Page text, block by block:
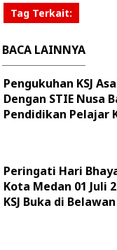
Tag Terkait:
BACA LAINNYA
Pengukuhan KSJ
Dengan STIE Nusa
Pendidikan Pelajar
Peringati Hari
Kota Medan 01 Juli
KSJ Buka di